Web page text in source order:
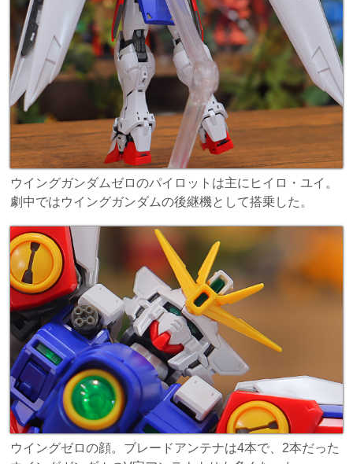
ウイングガンダムゼロのパイロットは主にヒイロ・ユイ。
劇中ではウイングガンダムの後継機として搭乗した。
ウイングゼロの顔。ブレードアンテナは4本で、2本だった